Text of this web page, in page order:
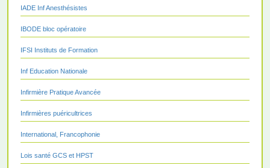
IADE Inf Anesthésistes
IBODE bloc opératoire
IFSI Instituts de Formation
Inf Education Nationale
Infirmière Pratique Avancée
Infirmières puéricultrices
International, Francophonie
Lois santé GCS et HPST